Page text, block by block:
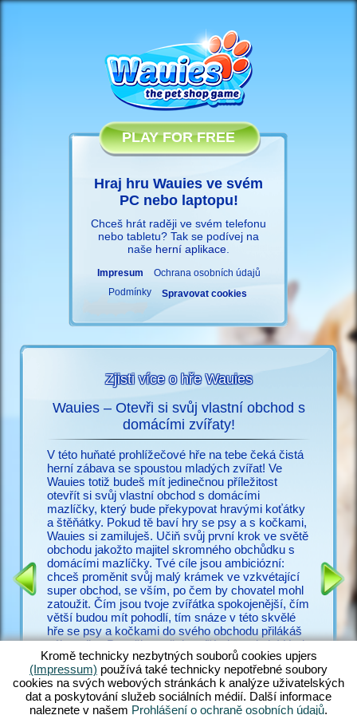
PLAY FOR FREE
Hraj hru Wauies ve svém
PC nebo laptopu!
Chceš hrát raději ve svém telefonu
nebo tabletu? Tak se podívej na
naše herní aplikace
Impresum
Ochrana osobních údajů
Podmínky
Spravovat cookies
Zjisti více o hře Wauies
Wauies – Otevři si svůj vlastní obchod s
domácími zvířaty!
V této huňaté prohlížečové hře na tebe čeká čistá
herní zábava se spoustou mladých zvířat! Ve
Wauies totiž budeš mít jedinečnou příležitost
otevřít si svůj vlastní obchod s domácími
mazlíčky, který bude překypovat hravými koťátky
a štěňátky. Pokud tě baví hry se psy a s kočkami,
Wauies si zamiluješ. Učiň svůj první krok ve světě
obchodu jakožto majitel skromného obchůdku s
domácími mazlíčky. Tvé cíle jsou ambiciózní:
chceš proměnit svůj malý krámek ve vzkvétající
super obchod, se vším, po čem by chovatel mohl
zatoužit. Čím jsou tvoje zvířátka spokojenější, čím
větší budou mít pohodlí, tím snáze v této skvělé
hře se psy a kočkami do svého obchodu přilákáš
zákazníky. Panečku – těch zvířátek tu ale je! Hraj
si s hopsajícími štěňátek čivavy, zadováděj si s
neustále hladovými štěňaty labradora, učeš huňaté
koťátko perské kočky a nakrm rozkošná koťátka
ragdoll – jen rozdat pár jmen. Objev ohromující
směsici hry Wauies, která v sobě kombinuje prvky
s
zakus
Kromě technicky nezbytných souborů cookies upjers
(Impressum) používá také technicky nepotřebné soubory
cookies na svých webových stránkách k analýze uživatelských
dat a poskytování služeb sociálních médií. Další informace
naleznete v našem Prohlášení o ochraně osobních údajů.